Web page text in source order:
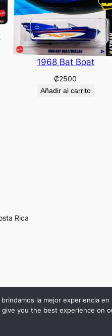
1968 Bat Boat
₡2500
Añadir al carrito
Rica
la mejor experiencia
give you the best experience on